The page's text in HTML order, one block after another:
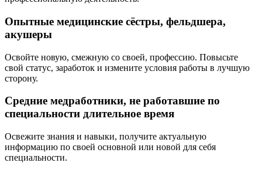
Опытные медицинские сёстры, фельдшера,
акушеры
Освойте новую, смежную со своей, профессию. Повысьте
свой статус, заработок и измените условия работы в лучшую
сторону.
Средние медработники, не работавшие по
специальности длительное время
Освежите знания и навыки, получите актуальную
информацию по своей основной или новой для себя
специальности.